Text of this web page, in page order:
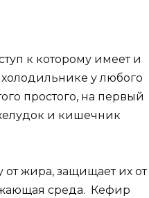
к которому имеет и
у любого
простого, на первый
и кишечник
жира, защищает их от
среда. Кефир